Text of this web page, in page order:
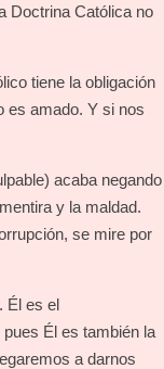
Doctrina Católica no
tiene la obligación
es amado. Y si nos
acaba negando
y la maldad.
se mire por
Él es el
Él es también la
a darnos